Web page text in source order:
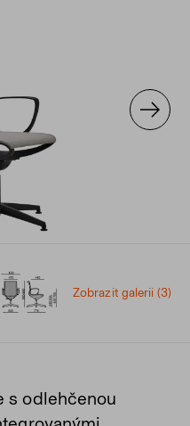
Zobrazit galerii (3)
s odlehčenou